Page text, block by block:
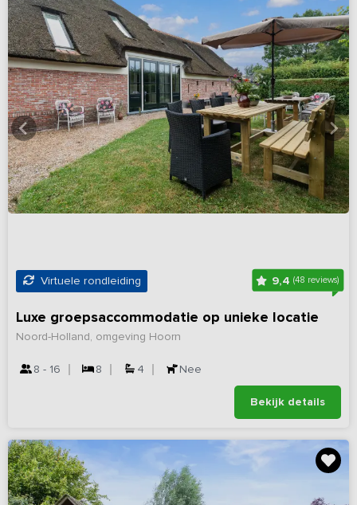
Virtuele rondleiding 9,4 (48 reviews)
Luxe groepsaccommodatie op unieke locatie
Noord-Holland, omgeving Hoorn
8 - 16 8 4 Nee
Bekijk details